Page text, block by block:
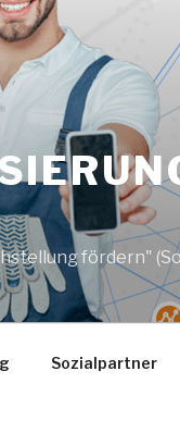
fördern"
Sozialpartner